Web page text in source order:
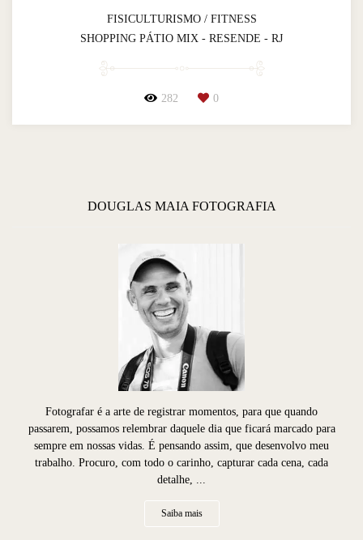
FISICULTURISMO / FITNESS
SHOPPING PÁTIO MIX - RESENDE - RJ
282 0
DOUGLAS MAIA FOTOGRAFIA
Fotografar é a arte de registrar momentos, para que quando
passarem, possamos relembrar daquele dia que ficará marcado para
sempre em nossas vidas. É pensando assim, que desenvolvo meu
trabalho. Procuro, com todo o carinho, capturar cada cena, cada
detalhe, ...
Saiba mais